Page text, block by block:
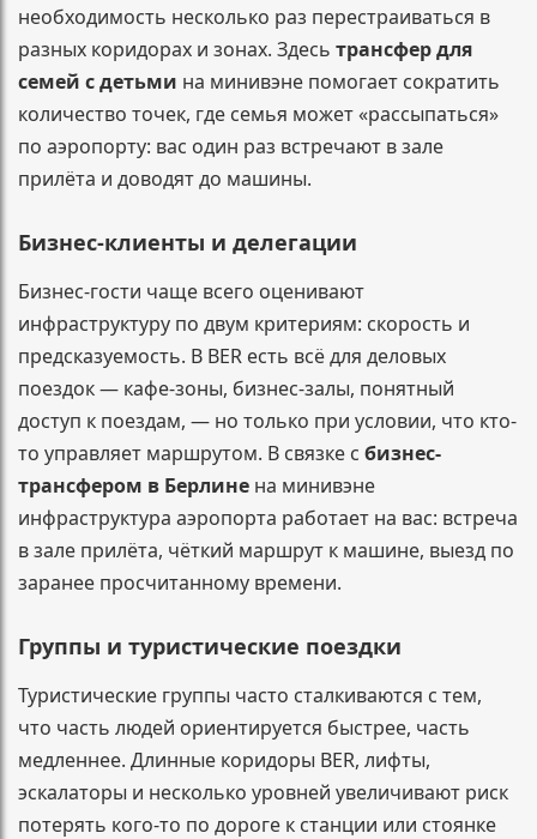
необходимость несколько раз перестраиваться в
разных коридорах и зонах. Здесь трансфер для
семей с детьми на минивэне помогает сократить
количество точек, где семья может «рассыпаться»
по аэропорту: вас один раз встречают в зале
прилёта и доводят до машины.
Бизнес-клиенты и делегации
Бизнес-гости чаще всего оценивают
инфраструктуру по двум критериям: скорость и
предсказуемость. В BER есть всё для деловых
поездок — кафе-зоны, бизнес-залы, понятный
доступ к поездам, — но только при условии, что кто-
то управляет маршрутом. В связке с бизнес-
трансфером в Берлине на минивэне
инфраструктура аэропорта работает на вас: встреча
в зале прилёта, чёткий маршрут к машине, выезд по
заранее просчитанному времени.
Группы и туристические поездки
Туристические группы часто сталкиваются с тем,
что часть людей ориентируется быстрее, часть
медленнее. Длинные коридоры BER, лифты,
эскалаторы и несколько уровней увеличивают риск
потерять кого-то по дороге к станции или стоянке